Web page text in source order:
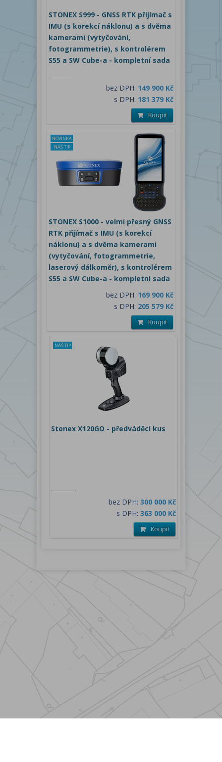
STONEX S999 - GNSS RTK přijímač s
IMU (s korekcí náklonu) a s dvěma
kamerami (vytyčování,
fotogrammetrie), s kontrolérem
S55 a SW Cube-a - kompletní sada
bez DPH: 149 900 Kč
s DPH: 181 379 Kč
Koupit
NOVINKA
NÁŠ TIP
STONEX S1000 - velmi přesný GNSS
RTK přijímač s IMU (s korekcí
náklonu) a s dvěma kamerami
(vytyčování, fotogrammetrie,
laserový dálkoměr), s kontrolérem
S55 a SW Cube-a - kompletní sada
bez DPH: 169 900 Kč
s DPH: 205 579 Kč
Koupit
NÁŠ TIP
Stonex X120GO - předváděcí kus
bez DPH:300 000 Kč
s DPH:363 000 Kč
Koupit